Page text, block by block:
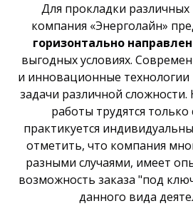
Для прокладки
компания «Энерголайн»
горизонтально
выгодных условиях.
и инновационные
задачи различной
работы трудятся
практикуется
отметить, что компания
разными случаями, имеет
возможность заказа "под
данного вида